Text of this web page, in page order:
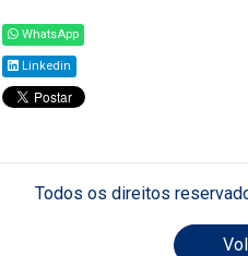
WhatsApp
Linkedin
Todos os direitos